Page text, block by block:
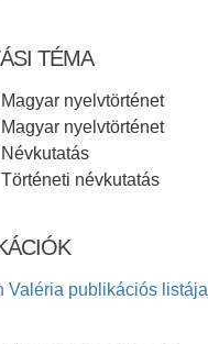
TÉMA
Magyar nyelvtörténet
Magyar nyelvtörténet
Névkutatás
Történeti névkutatás
Valéria publikációs listája